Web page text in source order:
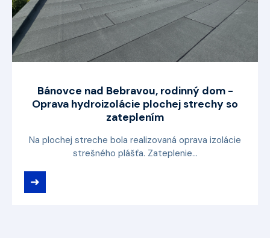
Bánovce nad Bebravou, rodinný dom -
Oprava hydroizolácie plochej strechy so
zateplením
Na plochej streche bola realizovaná oprava izolácie
strešného plášťa. Zateplenie...
➜